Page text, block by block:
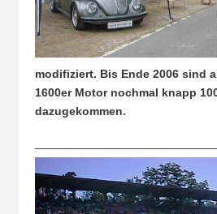
modifiziert. Bis Ende 2006 sind
1600er Motor nochmal knapp
dazugekommen.